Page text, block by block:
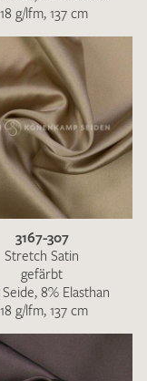
g/lfm, 137 cm
3167-307
Stretch Satin
gefärbt
8% Elasthan
g/lfm, 137 cm